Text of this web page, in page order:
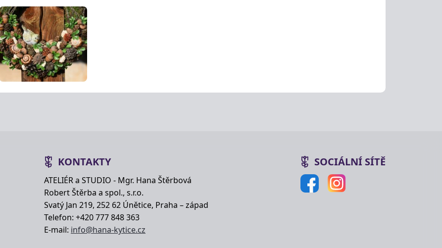
KONTAKTY
ATELIÉR a STUDIO - Mgr. Hana Štěrbová
Robert Štěrba a spol., s.r.o.
Svatý Jan 219, 252 62 Únětice, Praha – západ
Telefon: +420 777 848 363
E-mail: info@hana-kytice.cz
SOCIÁLNÍ SÍTĚ